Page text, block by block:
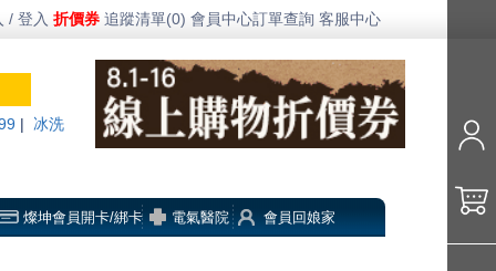
/ 登入 折價券 追蹤清單(0) 會員中心訂單查詢 客服中心
冰洗
燦坤會員開卡/綁卡 電氣醫院 會員回娘家